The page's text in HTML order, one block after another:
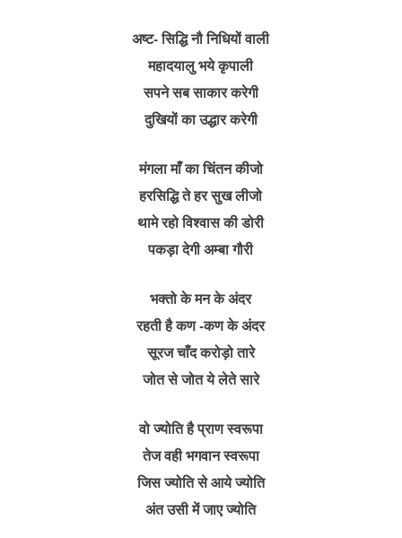
अष्ट- सिद्धि नौ निधियों वाली
महादयालु भये कृपाली
सपने सब साकार करेगी
दुखियों का उद्धार करेगी
मंगला माँ का चिंतन कीजो
हरसिद्धि ते हर सुख लीजो
थामे रहो विश्वास की डोरी
पकड़ा देगी अम्बा गौरी
भक्तो के मन के अंदर
रहती है कण -कण के अंदर
सूरज चाँद करोड़ो तारे
जोत से जोत ये लेते सारे
वो ज्योति है प्राण स्वरूपा
तेज वही भगवान स्वरूपा
जिस ज्योति से आये ज्योति
अंत उसी में जाए ज्योति